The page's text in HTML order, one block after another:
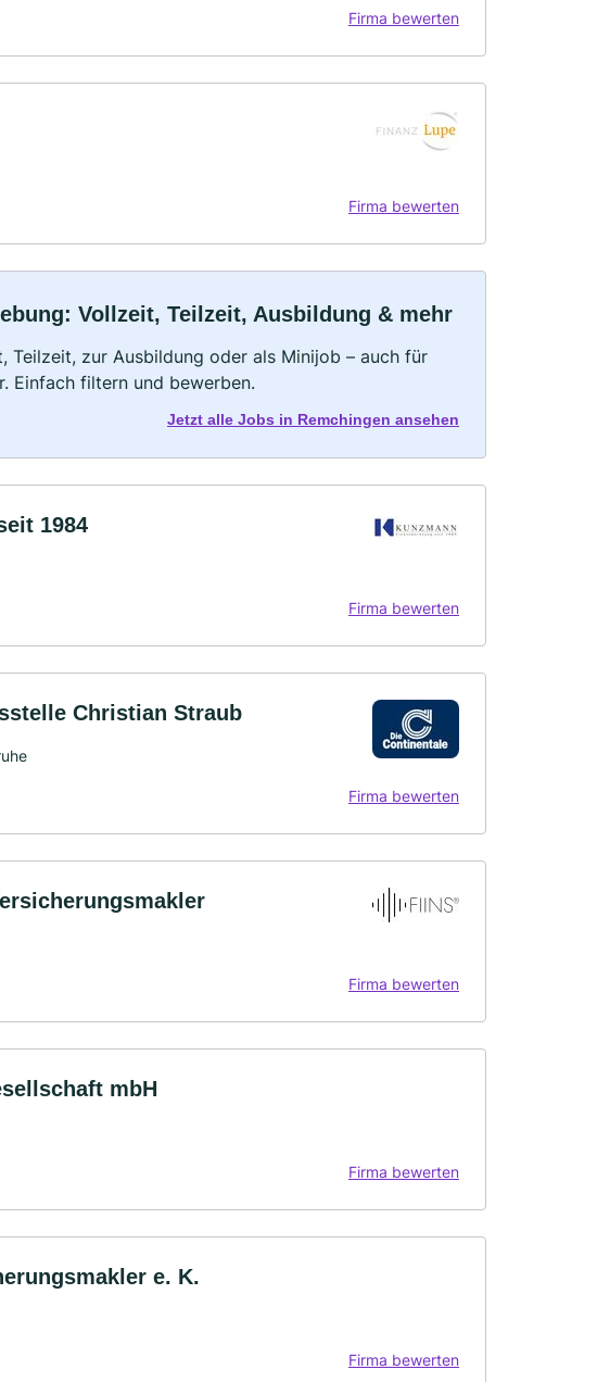
Firma bewerten
Firma bewerten
Vollzeit, Teilzeit, Ausbildung & mehr
Teilzeit, zur Ausbildung oder als Minijob – auch für
Einfach filtern und bewerben.
Jetzt alle Jobs in Remchingen ansehen
1984
Firma bewerten
Christian Straub
Firma bewerten
Firma bewerten
mbH
Firma bewerten
e. K.
Firma bewerten